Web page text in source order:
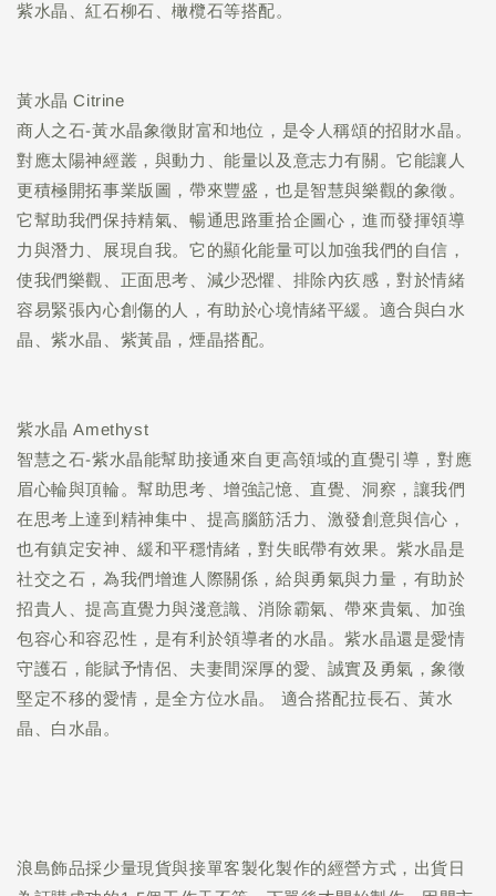
紫水晶、紅石柳石、橄欖石等搭配。
黃水晶 Citrine
商人之石-黃水晶象徵財富和地位，是令人稱頌的招財水晶。
對應太陽神經叢，與動力、能量以及意志力有關。它能讓人
更積極開拓事業版圖，帶來豐盛，也是智慧與樂觀的象徵。
它幫助我們保持精氣、暢通思路重拾企圖心，進而發揮領導
力與潛力、展現自我。它的顯化能量可以加強我們的自信，
使我們樂觀、正面思考、減少恐懼、排除內疚感，對於情緒
容易緊張內心創傷的人，有助於心境情緒平緩。適合與白水
晶、紫水晶、紫黃晶，煙晶搭配。
紫水晶 Amethyst
智慧之石-紫水晶能幫助接通來自更高領域的直覺引導，對應
眉心輪與頂輪。幫助思考、增強記憶、直覺、洞察，讓我們
在思考上達到精神集中、提高腦筋活力、激發創意與信心，
也有鎮定安神、緩和平穩情緒，對失眠帶有效果。紫水晶是
社交之石，為我們增進人際關係，給與勇氣與力量，有助於
招貴人、提高直覺力與淺意識、消除霸氣、帶來貴氣、加強
包容心和容忍性，是有利於領導者的水晶。紫水晶還是愛情
守護石，能賦予情侶、夫妻間深厚的愛、誠實及勇氣，象徵
堅定不移的愛情，是全方位水晶。 適合搭配拉長石、黃水
晶、白水晶。
浪島飾品採少量現貨與接單客製化製作的經營方式，出貨日